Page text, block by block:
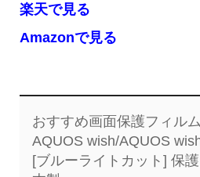
楽天で見る
Amazonで見る
おすすめ画面保護フィル
AQUOS wish/AQUOS
[ブルーライトカット] 保